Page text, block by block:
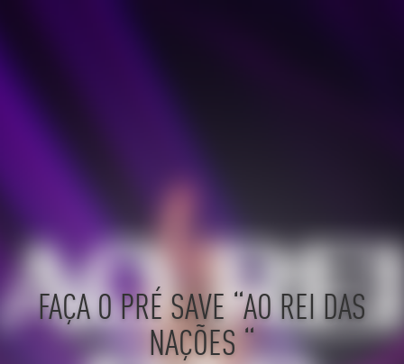
FAÇA O PRÉ SAVE “AO REI DAS
NAÇÕES “